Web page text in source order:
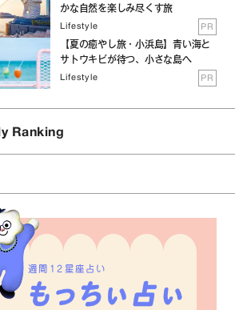
かな自然を楽しみ尽くす旅
Lifestyle PR
【夏の癒やし旅・小浜島】青い海と
サトウキビが待つ、小さな島へ
Lifestyle PR
Ranking
週間12星座占い